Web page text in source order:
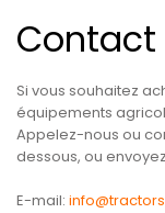
Contact
Si vous souhaitez
équipements
Appelez-nous ou
dessous, ou
E-mail: